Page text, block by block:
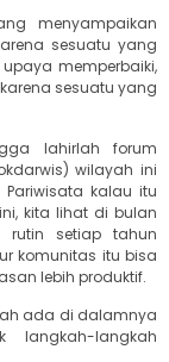
menyampaikan
sesuatu yang
memperbaiki,
sesuatu yang
lahirlah forum
wilayah ini
kalau itu
kita lihat di bulan
rutin setiap tahun
komunitas itu bisa
lebih produktif.
ada di dalamnya
langkah